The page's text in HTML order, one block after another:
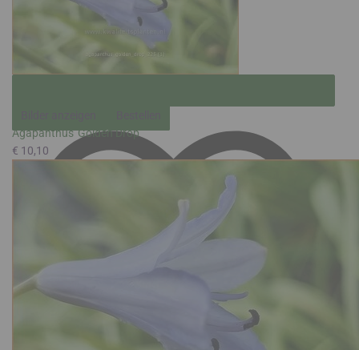
Agapanthus 'Golden Drop'
€ 10,10